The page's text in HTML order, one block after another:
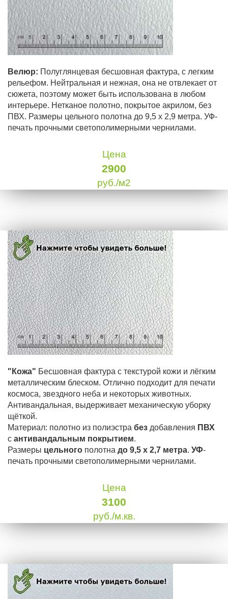
Велюр: Полуглянцевая бесшовная фактура, с легким
рельефом. Нейтральная и нежная, она не отвлекает от
сюжета, поэтому может быть использована в любом
интерьере. Нетканое полотно, покрытое акрилом, без
ПВХ. Размеры цельного полотна до 9,5 х 2,9 метра. УФ-
печать прочными светополимерными чернилами.
Цена
2900
руб./м2
"Кожа" Бесшовная фактура с текстурой кожи и лёгким
металлическим блеском. Отлично подходит для печати
космоса, звездного неба и некоторых животных.
Антивандальная, выдерживает механическую уборку
щёткой.
Материал: полотно из полиэстра без добавления ПВХ
с антивандальным покрытием.
Размеры цельного полотна до 9,5 х 2,7 метра. УФ-
печать прочными светополимерными чернилами.
Цена
3100
руб./м.кв.